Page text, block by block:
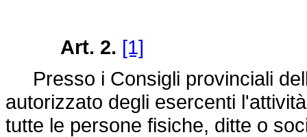
Art. 2. [1]
Presso i Consigli provinciali
autorizzato degli esercenti
tutte le persone fisiche, ditte o